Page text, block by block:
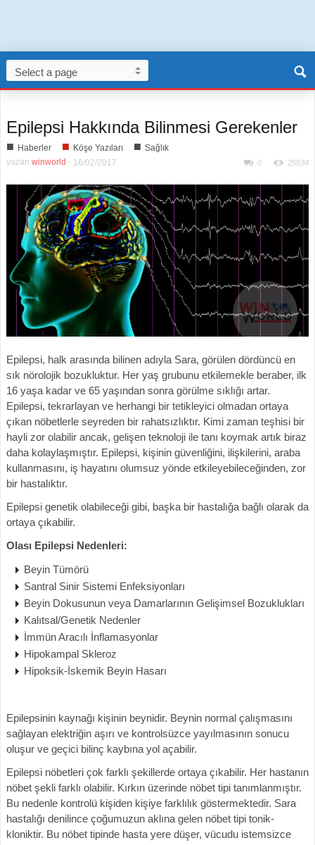
Epilepsi Hakkında Bilinmesi Gerekenler
■ Haberler ■ Köşe Yazıları ■ Sağlık
yazan winworld - 16/02/2017 0 25534
Epilepsi, halk arasında bilinen adıyla Sara, görülen dördüncü en
sık nörolojik bozukluktur. Her yaş grubunu etkilemekle beraber, ilk
16 yaşa kadar ve 65 yaşından sonra görülme sıklığı artar.
Epilepsi, tekrarlayan ve herhangi bir tetikleyici olmadan ortaya
çıkan nöbetlerle seyreden bir rahatsızlıktır. Kimi zaman teşhisi bir
hayli zor olabilir ancak, gelişen teknoloji ile tanı koymak artık biraz
daha kolaylaşmıştır. Epilepsi, kişinin güvenliğini, ilişkilerini, araba
kullanmasını, iş hayatını olumsuz yönde etkileyebileceğinden, zor
bir hastalıktır.
Epilepsi genetik olabileceği gibi, başka bir hastalığa bağlı olarak da
ortaya çıkabilir.
Olası Epilepsi Nedenleri:
Beyin Tümörü
Santral Sinir Sistemi Enfeksiyonları
Beyin Dokusunun veya Damarlarının Gelişimsel Bozuklukları
Kalıtsal/Genetik Nedenler
İmmün Aracılı İnflamasyonlar
Hipokampal Skleroz
Hipoksik-İskemik Beyin Hasarı
Epilepsinin kaynağı kişinin beynidir. Beynin normal çalışmasını
sağlayan elektriğin aşırı ve kontrolsüzce yayılmasının sonucu
oluşur ve geçici bilinç kaybına yol açabilir.
Epilepsi nöbetleri çok farklı şekillerde ortaya çıkabilir. Her hastanın
nöbet şekli farklı olabilir. Kırkın üzerinde nöbet tipi tanımlanmıştır.
Bu nedenle kontrolü kişiden kişiye farklılık göstermektedir. Sara
hastalığı denilince çoğumuzun aklına gelen nöbet tipi tonik-
kloniktir. Bu nöbet tipinde hasta yere düşer, vücudu istemsizce